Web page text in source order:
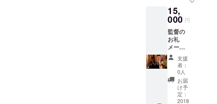
リスマ
ス DVD
プレゼ
ント(簡
易パッ
ケージ)
15,
000 円
監督の
お礼
メール
監督、
好きな
主演女
優俳優
のサイ
ン エン
ドロー
支援
者：
0人
お届
け予
定：
2018